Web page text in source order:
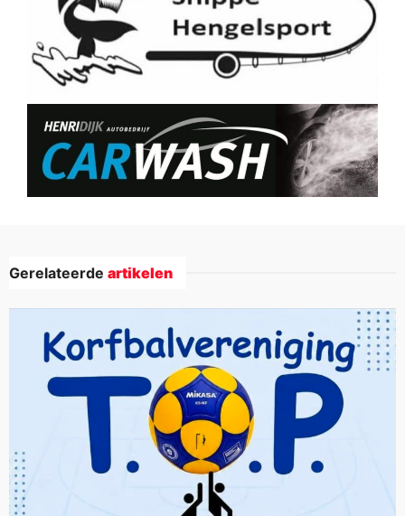
Gerelateerde artikelen